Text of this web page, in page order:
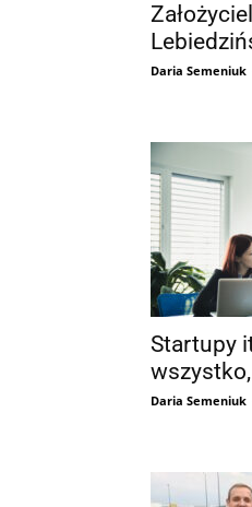
Daria Semeniuk
Startupy
Daria Semeniuk